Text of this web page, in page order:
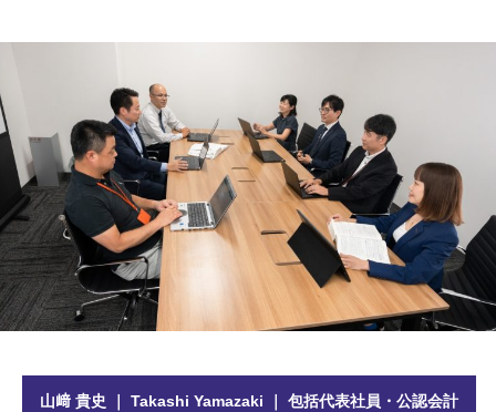
山﨑 貴史 ｜ Takashi Yamazaki ｜ 包括代表社員・公認会計